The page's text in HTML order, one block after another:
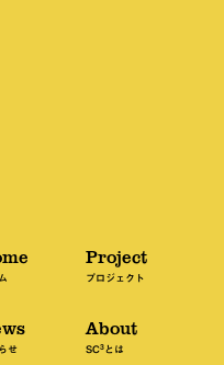
せ
Project
プロジェクト
About
SC3とは